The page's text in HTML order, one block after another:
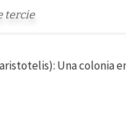
tercie
Una colonia